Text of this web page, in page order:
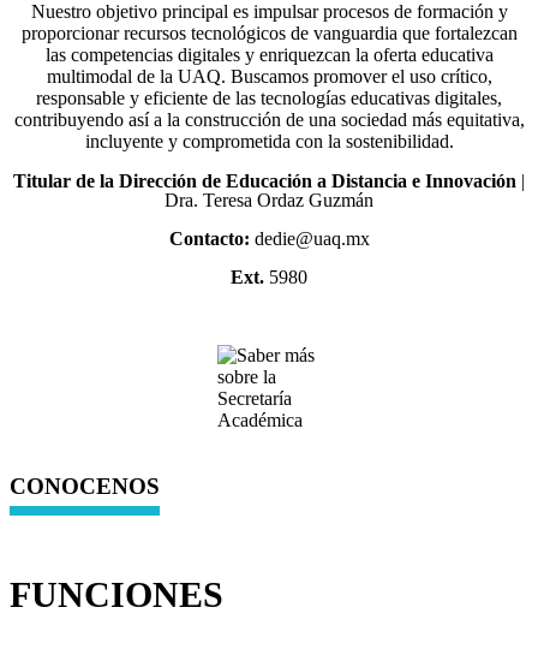
Nuestro objetivo principal es impulsar procesos de formación y
proporcionar recursos tecnológicos de vanguardia que fortalezcan
las competencias digitales y enriquezcan la oferta educativa
multimodal de la UAQ. Buscamos promover el uso crítico,
responsable y eficiente de las tecnologías educativas digitales,
contribuyendo así a la construcción de una sociedad más equitativa,
incluyente y comprometida con la sostenibilidad.
Titular de la Dirección de Educación a Distancia e Innovación |
Dra. Teresa Ordaz Guzmán
Contacto: dedie@uaq.mx
Ext. 5980
CONOCENOS
FUNCIONES